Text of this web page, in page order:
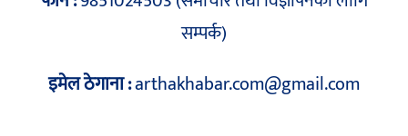
सम्पर्क)
इमेल ठेगाना :arthakhabar.com@gmail.com